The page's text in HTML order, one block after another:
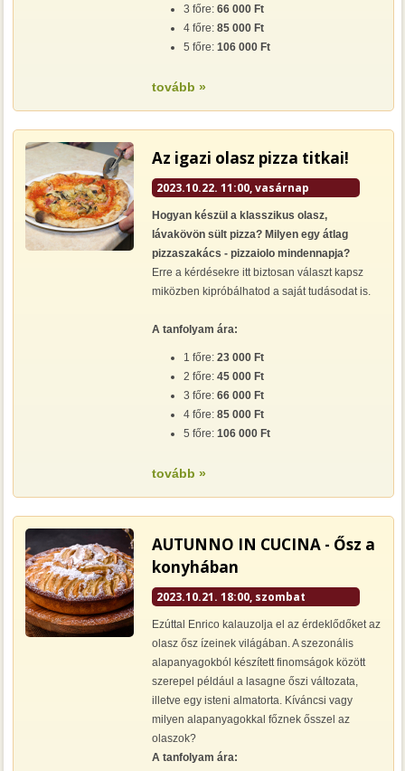
3 főre:66 000 Ft
4 főre:85 000 Ft
5 főre:106 000 Ft
tovább »
Az igazi olasz pizza titkai!
2023.10.22. 11:00, vasárnap
Hogyan készül a klasszikus olasz,
lávakövön sült pizza? Milyen egy átlag
pizzaszakács - pizzaiolo mindennapja?
Erre a kérdésekre itt biztosan választ kapsz
miközben kipróbálhatod a saját tudásodat is.
A tanfolyam ára:
1 főre:23 000 Ft
2 főre:45 000 Ft
3 főre:66 000 Ft
4 főre:85 000 Ft
5 főre:106 000 Ft
tovább »
AUTUNNO IN CUCINA - Ősz a
konyhában
2023.10.21. 18:00, szombat
Ezúttal Enrico kalauzolja el az érdeklődőket az
olasz ősz ízeinek világában. A szezonális
alapanyagokból készített finomságok között
szerepel például a lasagne őszi változata,
illetve egy isteni almatorta. Kíváncsi vagy
milyen alapanyagokkal főznek ősszel az
olaszok?
A tanfolyam ára: